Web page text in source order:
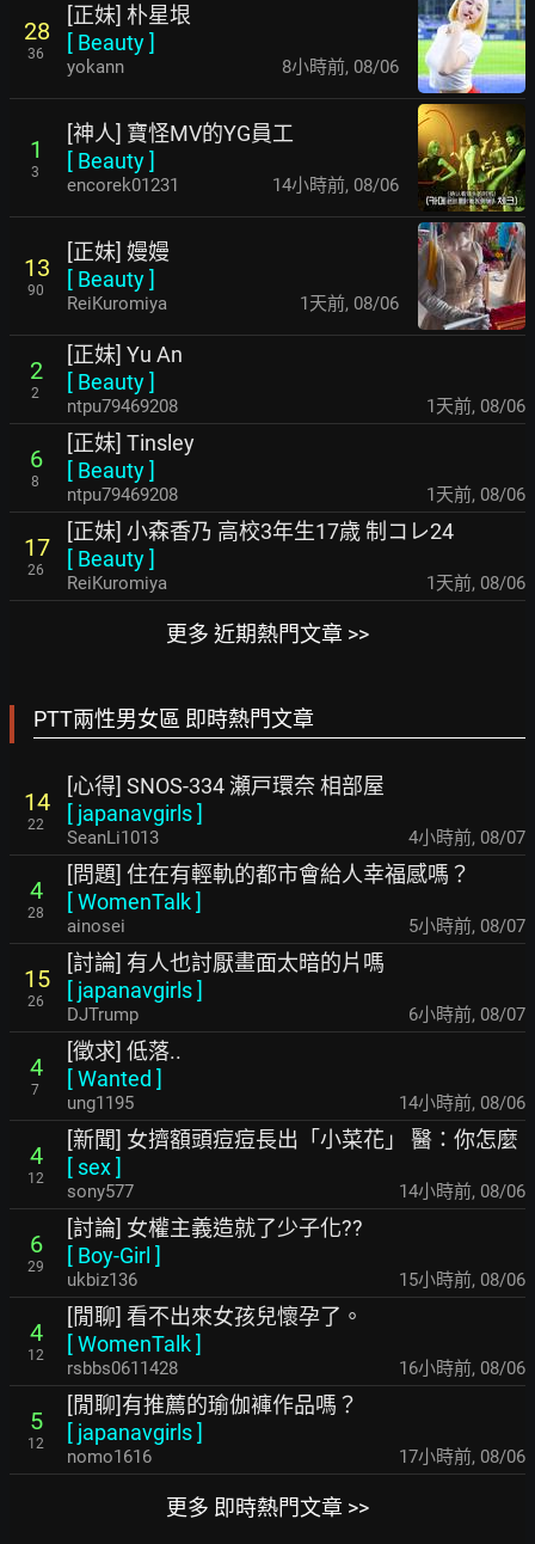
28
36
[正妹] 朴星垠
[ Beauty]
yokann 8小時前, 08/06
1
3
[神人] 寶怪MV的YG員工
[ Beauty]
encorek01231 14小時前, 08/06
13
90
[正妹] 嫚嫚
[ Beauty]
ReiKuromiya 1天前, 08/06
2
2
[正妹] Yu An
[ Beauty]
ntpu79469208 1天前, 08/06
6
8
[正妹] Tinsley
[ Beauty]
ntpu79469208 1天前, 08/06
17
26
[正妹] 小森香乃 高校3年生17歳 制コレ24
[ Beauty]
ReiKuromiya 1天前, 08/06
更多 近期熱門文章 >>
PTT兩性男女區 即時熱門文章
14
22
[心得] SNOS-334 瀬戸環奈 相部屋
[ japanavgirls]
SeanLi1013 4小時前, 08/07
4
28
[問題] 住在有輕軌的都市會給人幸福感嗎？
[WomenTalk]
ainosei 5小時前, 08/07
15
26
[討論] 有人也討厭畫面太暗的片嗎
[ japanavgirls]
DJTrump 6小時前, 08/07
4
7
[徵求] 低落..
[Wanted ]
ung1195 14小時前, 08/06
4
12
[新聞] 女擠額頭痘痘長出「小菜花」 醫：你怎麼
[ sex]
sony577 14小時前, 08/06
6
29
[討論] 女權主義造就了少子化??
[ Boy-Girl ]
ukbiz136 15小時前, 08/06
4
12
[閒聊] 看不出來女孩兒懷孕了。
[WomenTalk]
rsbbs0611428 16小時前, 08/06
5
12
[閒聊]有推薦的瑜伽褲作品嗎？
[ japanavgirls]
nomo1616 17小時前, 08/06
更多 即時熱門文章 >>